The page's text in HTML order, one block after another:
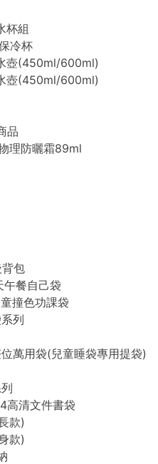
杯組
冷杯
壺(450ml/600ml)
壺(450ml/600ml)
品
理防曬霜89ml
包
餐自己袋
撞色功課袋
列
萬用袋(兒童睡袋專用提袋)
高清文件書袋
款)
款)